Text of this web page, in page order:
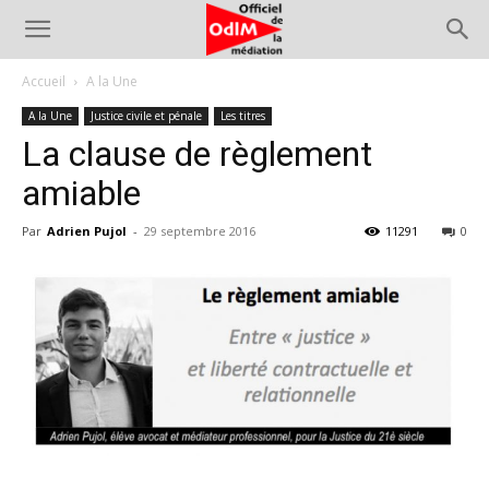
Accueil A la Une
A la Une Justice civile et pénale Les titres
La clause de règlement
amiable
Par Adrien Pujol - 29 septembre 2016 0
11291